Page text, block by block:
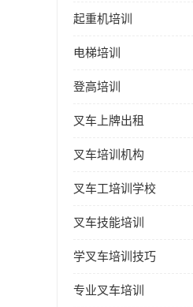
起重机培训
电梯培训
登高培训
叉车上牌出租
叉车培训机构
叉车工培训学校
叉车技能培训
学叉车培训技巧
专业叉车培训